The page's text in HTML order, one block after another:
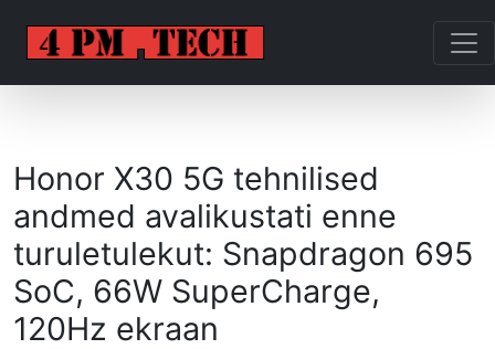
Honor X30 5G tehnilised
andmed avalikustati enne
turuletulekut: Snapdragon 695
SoC, 66W SuperCharge,
120Hz ekraan